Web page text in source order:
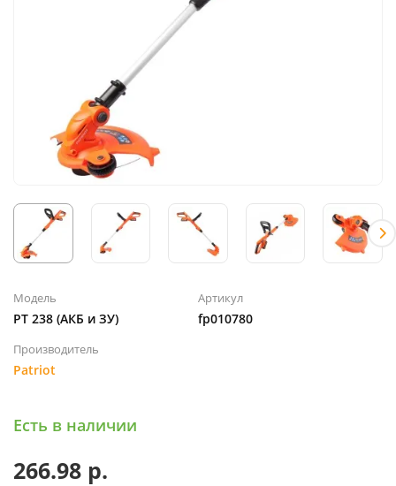
Модель
PT 238 (АКБ и ЗУ)
Артикул
fp010780
Производитель
Patriot
Есть в наличии
266.98 р.